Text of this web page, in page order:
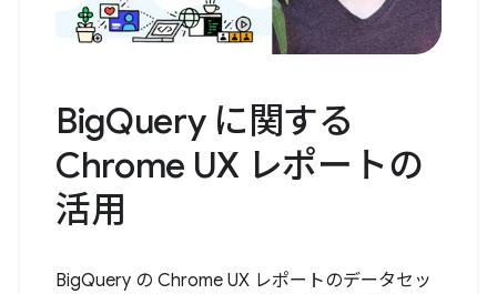
BigQuery に関する
Chrome UX レポートの
活用
BigQuery の Chrome UX レポートのデータセッ